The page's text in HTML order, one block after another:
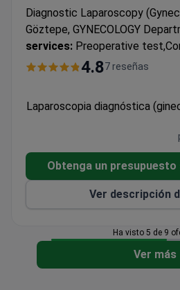
Diagnostic Laparoscopy
Göztepe, GYNECOLOGY
services: Preoperative
4.87 reseñas
Laparoscopia diagnóstica
Obtenga un
Ver descripción
Ha visto 5 de 9
Ver más